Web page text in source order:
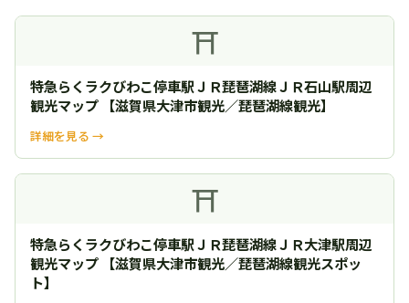
⛩
特急らくラクびわこ停車駅ＪＲ琵琶湖線ＪＲ石山駅周辺
観光マップ 【滋賀県大津市観光／琵琶湖線観光】
詳細を見る →
⛩
特急らくラクびわこ停車駅ＪＲ琵琶湖線ＪＲ大津駅周辺
観光マップ 【滋賀県大津市観光／琵琶湖線観光スポッ
ト】